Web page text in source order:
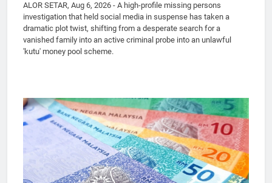
ALOR SETAR, Aug 6, 2026 - A high-profile missing persons
investigation that held social media in suspense has taken a
dramatic plot twist, shifting from a desperate search for a
vanished family into an active criminal probe into an unlawful
'kutu' money pool scheme.